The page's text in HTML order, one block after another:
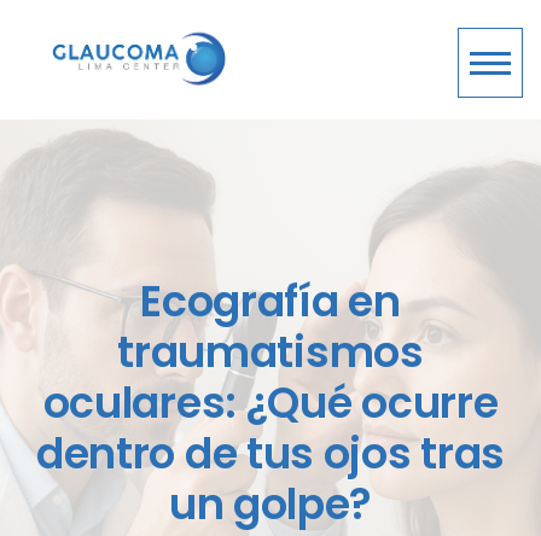
Ecografía en
traumatismos
oculares: ¿Qué ocurre
dentro de tus ojos tras
un golpe?